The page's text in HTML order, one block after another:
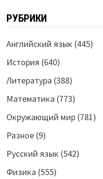
РУБРИКИ
Английский язык (445)
История (640)
Литература (388)
Математика (773)
Окружающий мир(781)
Разное(9)
Русский язык (542)
Физика (555)